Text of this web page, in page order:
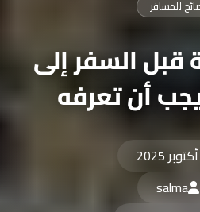
للمسافر
قبل السفر إلى
أن تعرفه
salma